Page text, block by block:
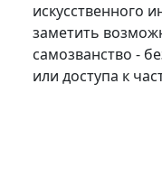
искусственного
заметить
самозванство -
или доступа к